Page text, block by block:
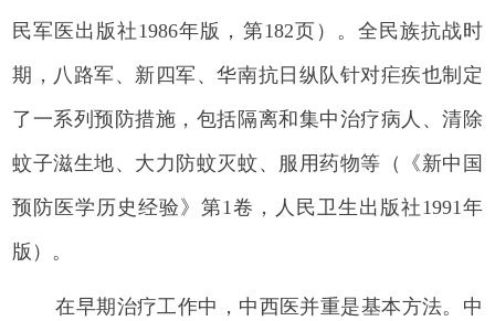
民军医出版社1986年版，第182页）。全民族抗战时
期，八路军、新四军、华南抗日纵队针对疟疾也制定
了一系列预防措施，包括隔离和集中治疗病人、清除
蚊子滋生地、大力防蚊灭蚊、服用药物等（《新中国
预防医学历史经验》第1卷，人民卫生出版社1991年
版）。
在早期治疗工作中，中西医并重是基本方法。中